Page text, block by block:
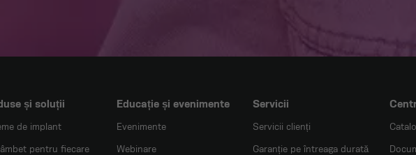
și soluții
de implant
pentru fiecare
Educație și evenimente
Evenimente
Webinare
Servicii
Servicii clienți
Garanție pe întreaga durată